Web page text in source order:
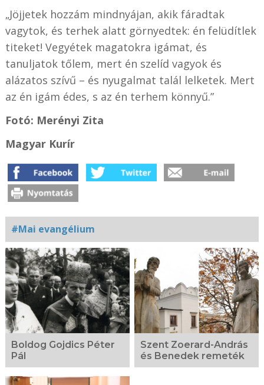
„Jöjjetek hozzám mindnyájan, akik fáradtak
vagytok, és terhek alatt görnyedtek: én felüdítlek
titeket! Vegyétek magatokra igámat, és
tanuljatok tőlem, mert én szelíd vagyok és
alázatos szívű – és nyugalmat talál lelketek. Mert
az én igám édes, s az én terhem könnyű.”
Fotó: Merényi Zita
Magyar Kurír
#Mai evangélium
Kapcsolódó
fotógaléria
Boldog Gojdics Péter
Pál
Szent Zoerard-András
és Benedek remeték